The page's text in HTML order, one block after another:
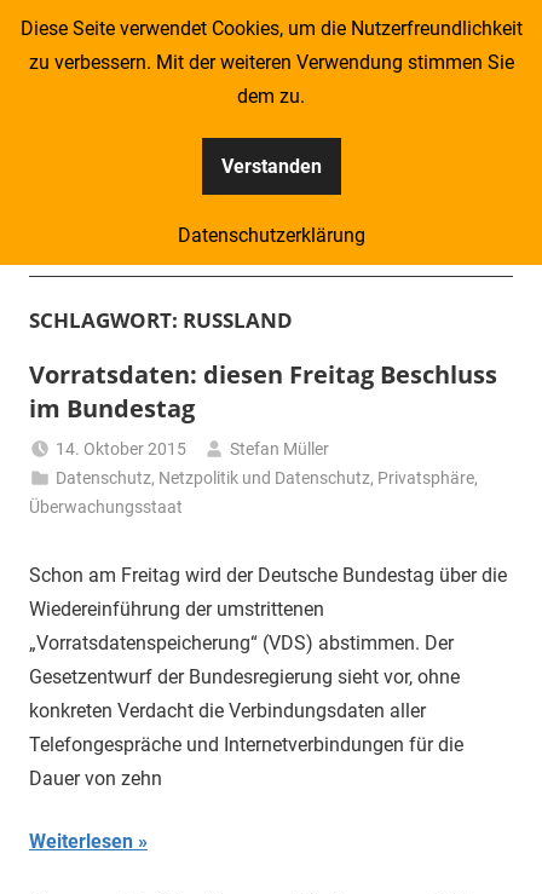
Zum
Kompass
–
Zeitung
für
Piraten
SCHLAGWORT: RUSSLAND
Vorratsdaten: diesen Freitag Beschluss
im Bundestag
14. Oktober 2015
Stefan Müller
Datenschutz, Netzpolitik und Datenschutz, Privatsphäre,
Überwachungsstaat
Schon am Freitag wird der Deutsche Bundestag über die
Wiedereinführung der umstrittenen
„Vorratsdatenspeicherung“ (VDS) abstimmen. Der
Gesetzentwurf der Bundesregierung sieht vor, ohne
konkreten Verdacht die Verbindungsdaten aller
Telefongespräche und Internetverbindungen für die
Dauer von zehn
Weiterlesen
Diese Seite verwendet Cookies, um die Nutzerfreundlichkeit
zu verbessern. Mit der weiteren Verwendung stimmen Sie
dem zu.
Verstanden
Datenschutzerklärung